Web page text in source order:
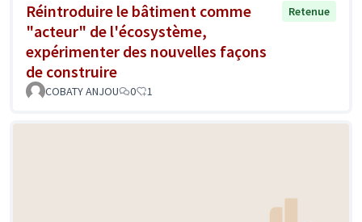
Réintroduire le bâtiment comme
"acteur" de l'écosystème,
expérimenter des nouvelles façons
de construire
Retenue
COBATY ANJOU 0 1